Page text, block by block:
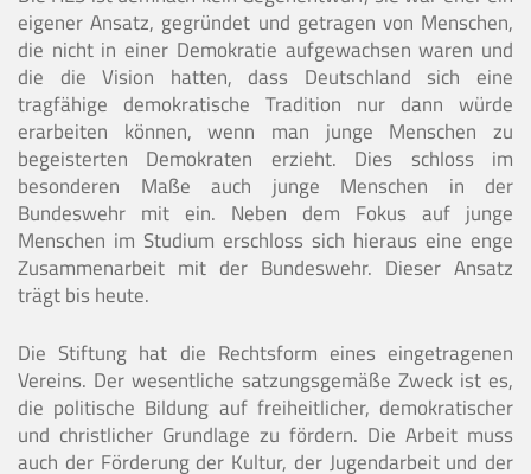
eigener Ansatz, gegründet und getragen von Menschen,
die nicht in einer Demokratie aufgewachsen waren und
die die Vision hatten, dass Deutschland sich eine
tragfähige demokratische Tradition nur dann würde
erarbeiten können, wenn man junge Menschen zu
begeisterten Demokraten erzieht. Dies schloss im
besonderen Maße auch junge Menschen in der
Bundeswehr mit ein. Neben dem Fokus auf junge
Menschen im Studium erschloss sich hieraus eine enge
Zusammenarbeit mit der Bundeswehr. Dieser Ansatz
trägt bis heute.
Die Stiftung hat die Rechtsform eines eingetragenen
Vereins. Der wesentliche satzungsgemäße Zweck ist es,
die politische Bildung auf freiheitlicher, demokratischer
und christlicher Grundlage zu fördern. Die Arbeit muss
auch der Förderung der Kultur, der Jugendarbeit und der